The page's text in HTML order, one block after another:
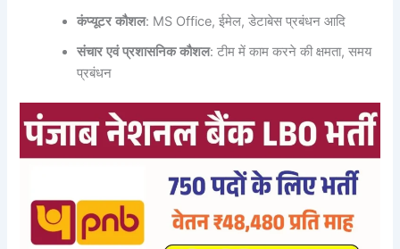
कंप्यूटर कौशल: MS Office, ईमेल, डेटाबेस प्रबंधन आदि
संचार एवं प्रशासनिक कौशल: टीम में काम करने की क्षमता, समय
प्रबंधन